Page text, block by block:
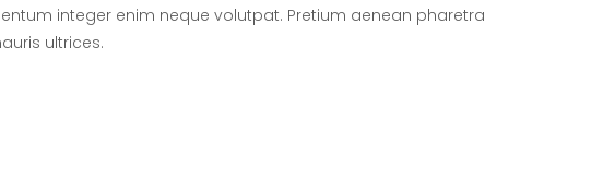
integer enim neque volutpat. Pretium aenean pharetra
ultrices.